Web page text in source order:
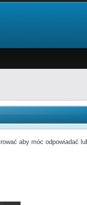
aby móc odpowiadać